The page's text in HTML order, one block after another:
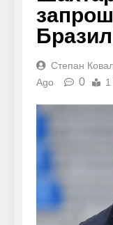
Степан
Ago
0